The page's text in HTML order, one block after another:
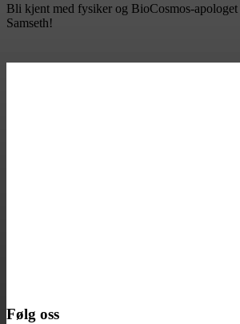
Bli kjent med fysiker og BioCosmos-
Samseth!
Følg oss